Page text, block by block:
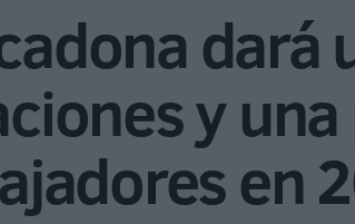
dará
y
en